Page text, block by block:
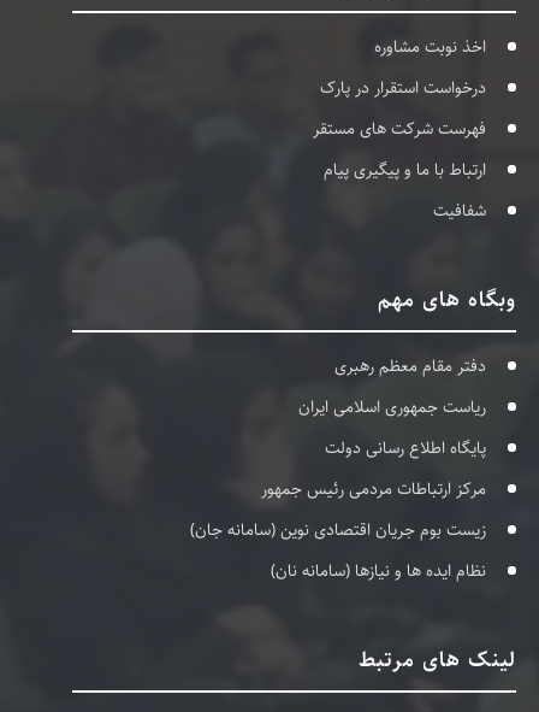
اخذ نوبت مشاوره
درخواست استقرار در پارک
فهرست شرکت های مستقر
ارتباط با ما و پیگیری پیام
شفافیت
وبگاه های مهم
دفتر مقام معظم رهبری
ریاست جمهوری اسلامی ایران
پایگاه اطلاع رسانی دولت
مرکز ارتباطات مردمی رئیس جمهور
زیست بوم جریان اقتصادی نوین (سامانه جان)
نظام ایده ها و نیازها (سامانه نان)
لینک های مرتبط